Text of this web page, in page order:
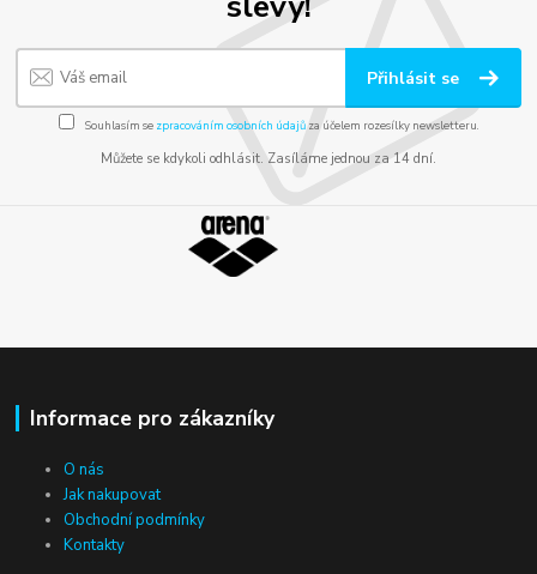
Přihlásit se
Souhlasím se zpracováním osobních údajůza účelem rozesílky newsletteru.
Můžete se kdykoli odhlásit. Zasíláme jednou za 14 dní.
Informace pro zákazníky
O nás
Jak nakupovat
Obchodní podmínky
Kontakty